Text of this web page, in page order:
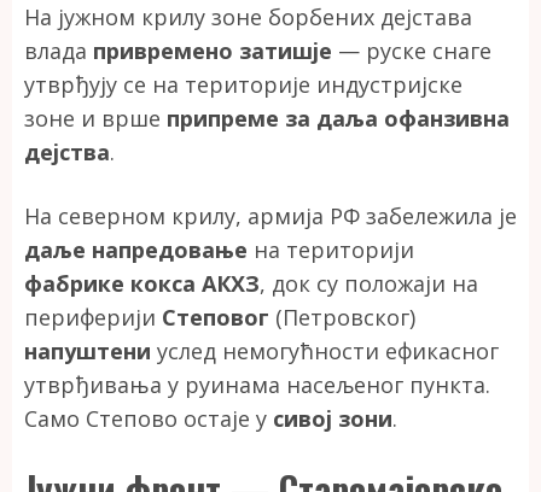
На јужном крилу зоне борбених дејстава
влада привремено затишје — руске снаге
утврђују се на територије индустријске
зоне и врше припреме за даља офанзивна
дејства.
На северном крилу, армија РФ забележила је
даље напредовање на територији
фабрике кокса АКХЗ, док су положаји на
периферији Степовог (Петровског)
напуштени услед немогућности ефикасног
утврђивања у руинама насељеног пункта.
Само Степово остаје у сивој зони.